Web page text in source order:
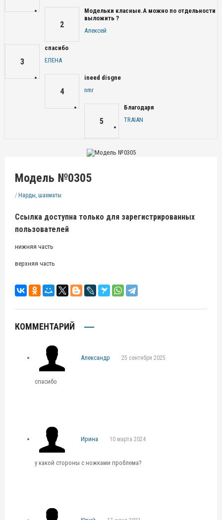
2
Модельки класные.А можно по отдельности
выложить ?
Алексей
3
спасибо
ЕЛЕНА
4
ineed disgne
nmr
5
Благодаря
TRAIAN
Модель №0305
/ Нарды, шахматы
Ссылка доступна только для зарегистрированных
пользователей
нижняя часть
верхняя часть
КОММЕНТАРИЙ
Александр 25 сентября 2025
спасибо
Ирина 10 марта 2024
у какой стороны с ножками проблема?